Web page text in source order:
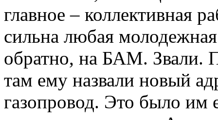
главное – коллективная
сильна любая
обратно, на БАМ.
там ему назвали новый
газопровод. Это было им